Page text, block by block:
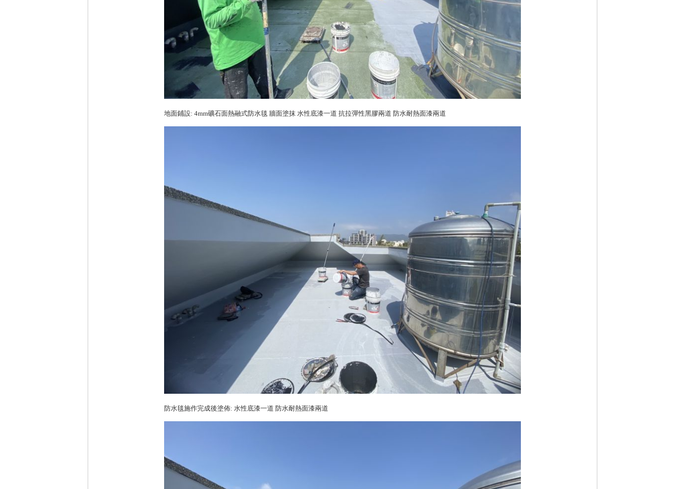
地面鋪設: 4mm礦石面熱融式防水毯 牆面塗抹 水性底漆一道 抗拉彈性黑膠兩道 防水耐熱面漆兩道
防水毯施作完成後塗佈: 水性底漆一道 防水耐熱面漆兩道